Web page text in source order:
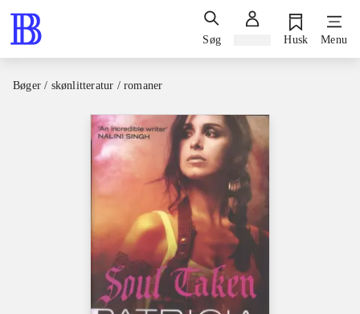
Søg Husk Menu
Bøger / skønlitteratur / romaner